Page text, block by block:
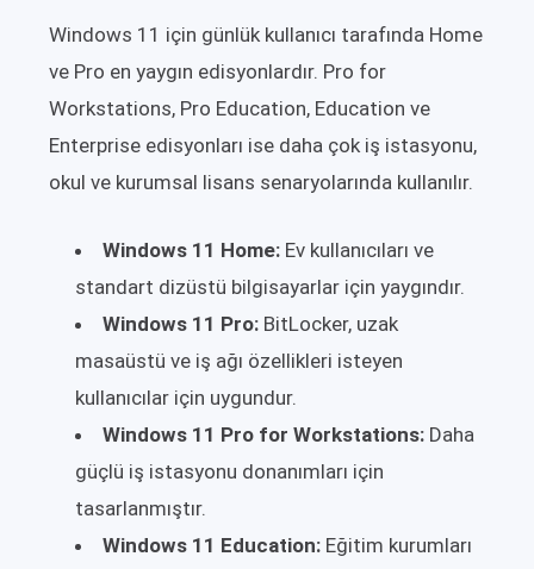
Windows 11 için günlük kullanıcı tarafında Home
ve Pro en yaygın edisyonlardır. Pro for
Workstations, Pro Education, Education ve
Enterprise edisyonları ise daha çok iş istasyonu,
okul ve kurumsal lisans senaryolarında kullanılır.
Windows 11 Home: Ev kullanıcıları ve
standart dizüstü bilgisayarlar için yaygındır.
Windows 11 Pro: BitLocker, uzak
masaüstü ve iş ağı özellikleri isteyen
kullanıcılar için uygundur.
Windows 11 Pro for Workstations: Daha
güçlü iş istasyonu donanımları için
tasarlanmıştır.
Windows 11 Education: Eğitim kurumları